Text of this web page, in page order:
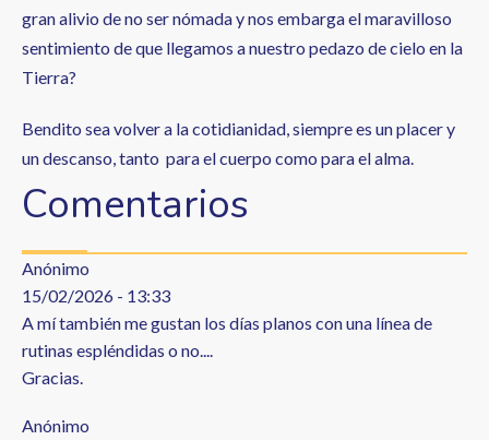
gran alivio de no ser nómada y nos embarga el maravilloso
sentimiento de que llegamos a nuestro pedazo de cielo en la
Tierra?
Bendito sea volver a la cotidianidad, siempre es un placer y
un descanso, tanto para el cuerpo como para el alma.
Comentarios
Anónimo
15/02/2026 - 13:33
A mí también me gustan los días planos con una línea de
rutinas espléndidas o no....
Gracias.
Anónimo